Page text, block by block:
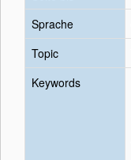
Sprache
Topic
Keywords